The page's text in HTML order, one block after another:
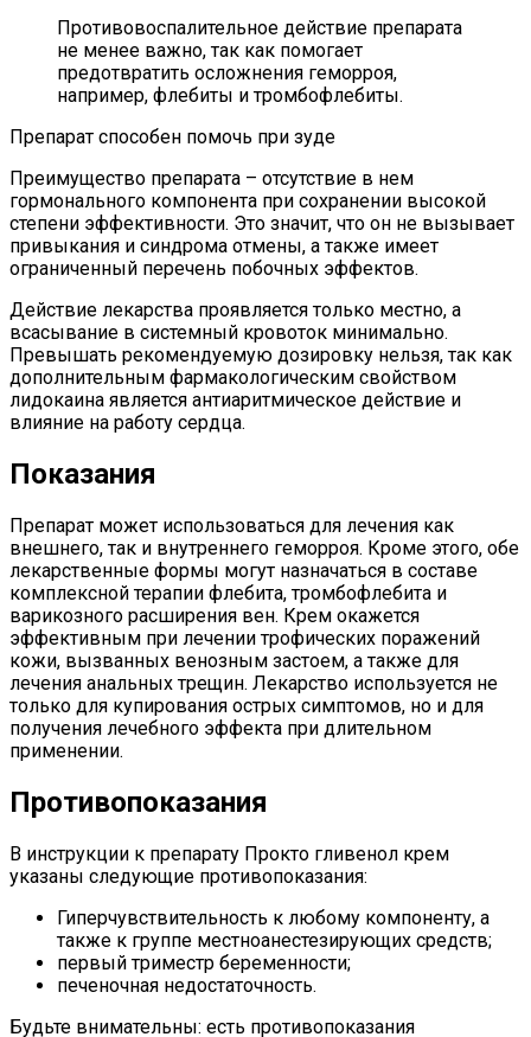
Противовоспалительное действие препарата
не менее важно, так как помогает
предотвратить осложнения геморроя,
например, флебиты и тромбофлебиты.
Препарат способен помочь при зуде
Преимущество препарата – отсутствие в нем
гормонального компонента при сохранении высокой
степени эффективности. Это значит, что он не вызывает
привыкания и синдрома отмены, а также имеет
ограниченный перечень побочных эффектов.
Действие лекарства проявляется только местно, а
всасывание в системный кровоток минимально.
Превышать рекомендуемую дозировку нельзя, так как
дополнительным фармакологическим свойством
лидокаина является антиаритмическое действие и
влияние на работу сердца.
Показания
Препарат может использоваться для лечения как
внешнего, так и внутреннего геморроя. Кроме этого, обе
лекарственные формы могут назначаться в составе
комплексной терапии флебита, тромбофлебита и
варикозного расширения вен. Крем окажется
эффективным при лечении трофических поражений
кожи, вызванных венозным застоем, а также для
лечения анальных трещин. Лекарство используется не
только для купирования острых симптомов, но и для
получения лечебного эффекта при длительном
применении.
Противопоказания
В инструкции к препарату Прокто гливенол крем
указаны следующие противопоказания:
Гиперчувствительность к любому компоненту, а
также к группе местноанестезирующих средств;
первый триместр беременности;
печеночная недостаточность.
Будьте внимательны: есть противопоказания